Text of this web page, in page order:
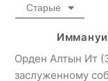
Старые
Орден Алтын Ит
заслуженному